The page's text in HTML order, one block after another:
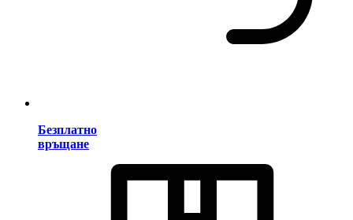
Безплатно
връщане